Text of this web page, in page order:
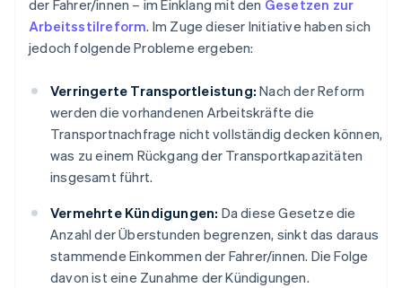
der Fahrer/innen – im Einklang mit den Gesetzen zur
Arbeitsstilreform. Im Zuge dieser Initiative haben sich
jedoch folgende Probleme ergeben:
Verringerte Transportleistung: Nach der Reform
werden die vorhandenen Arbeitskräfte die
Transportnachfrage nicht vollständig decken können,
was zu einem Rückgang der Transportkapazitäten
insgesamt führt.
Vermehrte Kündigungen: Da diese Gesetze die
Anzahl der Überstunden begrenzen, sinkt das daraus
stammende Einkommen der Fahrer/innen. Die Folge
davon ist eine Zunahme der Kündigungen.